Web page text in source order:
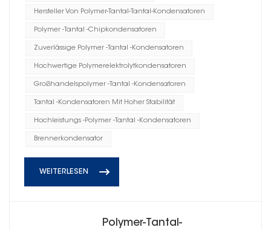
Hersteller Von Polymer-Tantal-Tantal-Kondensatoren
Polymer -Tantal -Chipkondensatoren
Zuverlässige Polymer -Tantal -Kondensatoren
Hochwertige Polymerelektrolytkondensatoren
Großhandelspolymer -Tantal -Kondensatoren
Tantal -Kondensatoren Mit Hoher Stabilität
Hochleistungs -Polymer -Tantal -Kondensatoren
Brennerkondensator
WEITERLESEN
Polymer-Tantal-